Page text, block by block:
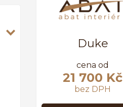
Duke
cena od
21 700 Kč
bez DPH